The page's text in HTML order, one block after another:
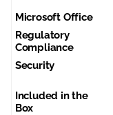
Microsoft Office
Regulatory
Compliance
Security
Included in the
Box